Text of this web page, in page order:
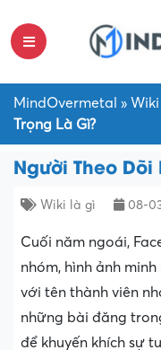
MindOvermetal »
Trọng Là Gì?
Người Theo Dõi
Wiki là gì 08-
Cuối năm ngoái,
nhóm, hình ảnh
với tên thành viên
những bài đăng
để khuyến khích sự